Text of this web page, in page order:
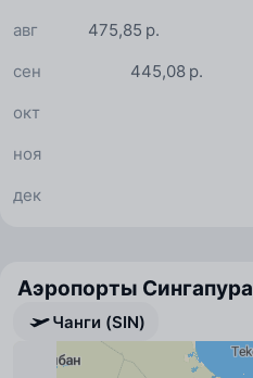
475,85 р.
авг
445,08 р.
сен
окт
ноя
дек
Аэропорты Сингапура
Чанги (SIN)